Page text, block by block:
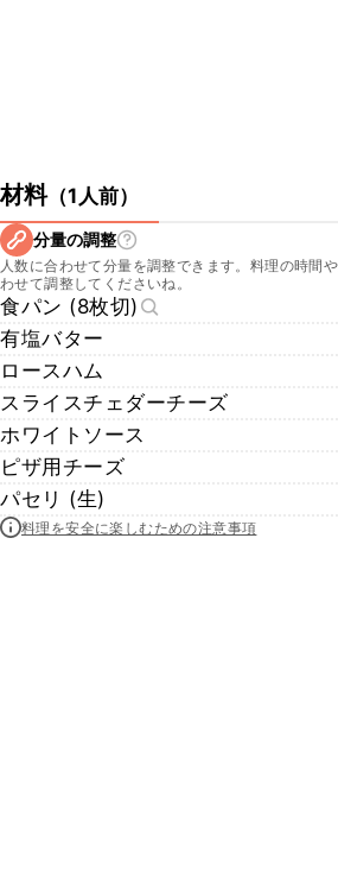
材料（1人前）
分量の調整
人数に合わせて分量を調整できます。料理の時間
わせて調整してくださいね。
食パン (8枚切)
有塩バター
ロースハム
スライスチェダーチーズ
ホワイトソース
ピザ用チーズ
パセリ (生)
料理を安全に楽しむための注意事項